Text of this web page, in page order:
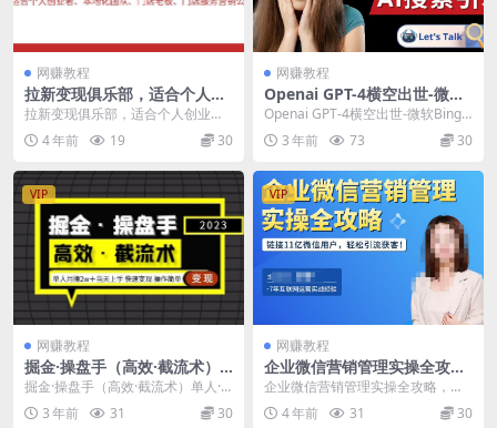
网赚教程
拉新变现俱乐部，适合个人创
业者、本地化团队、门店老
板、门店服务营销公司
拉新变现俱乐部，适合个人创业
者、本地化团队、门店老板、门店
服务营销公司 课程目录...
4 年前 19 30
网赚教程
Openai GPT-4横空出世-微软
Bing整合强大的GPT-4语言模
型
Openai GPT-4横空出世-微软Bing
整合强大的GPT-4语言模型 推出...
3 年前 73 30
VIP
网赚教程
掘金·操盘手（高效·截流术）
单人·月撸2万＋当天上手快速
变现操作简单
掘金·操盘手（高效·截流术）单人·
月撸2万＋当天上手快速变现操作简
单 掘金操盘手...
3 年前 31 30
VIP
网赚教程
企业微信营销管理实操全攻
略，链接11亿微信用户，轻松
引流获客！
企业微信营销管理实操全攻略，链
接11亿微信用户，轻松引流获客！
用微信做私域客户...
4 年前 31 30